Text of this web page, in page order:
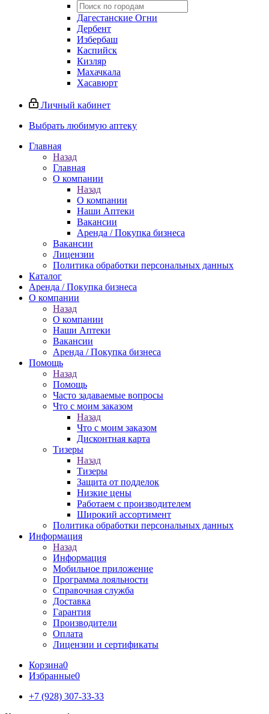
Дагестанские Огни
Дербент
Избербаш
Каспийск
Кизляр
Махачкала
Хасавюрт
Личный кабинет
Выбрать любимую аптеку
Главная
Назад
Главная
О компании
Назад
О компании
Наши Аптеки
Вакансии
Аренда / Покупка бизнеса
Вакансии
Лицензии
Политика обработки персональных данных
Каталог
Аренда / Покупка бизнеса
О компании
Назад
О компании
Наши Аптеки
Вакансии
Аренда / Покупка бизнеса
Помощь
Назад
Помощь
Часто задаваемые вопросы
Что с моим заказом
Назад
Что с моим заказом
Дисконтная карта
Тизеры
Назад
Тизеры
Защита от подделок
Низкие цены
Работаем с производителем
Широкий ассортимент
Политика обработки персональных данных
Информация
Назад
Информация
Мобильное приложение
Программа лояльности
Справочная служба
Доставка
Гарантия
Производители
Оплата
Лицензии и сертификаты
Корзина0
Избранные0
+7 (928) 307-33-33